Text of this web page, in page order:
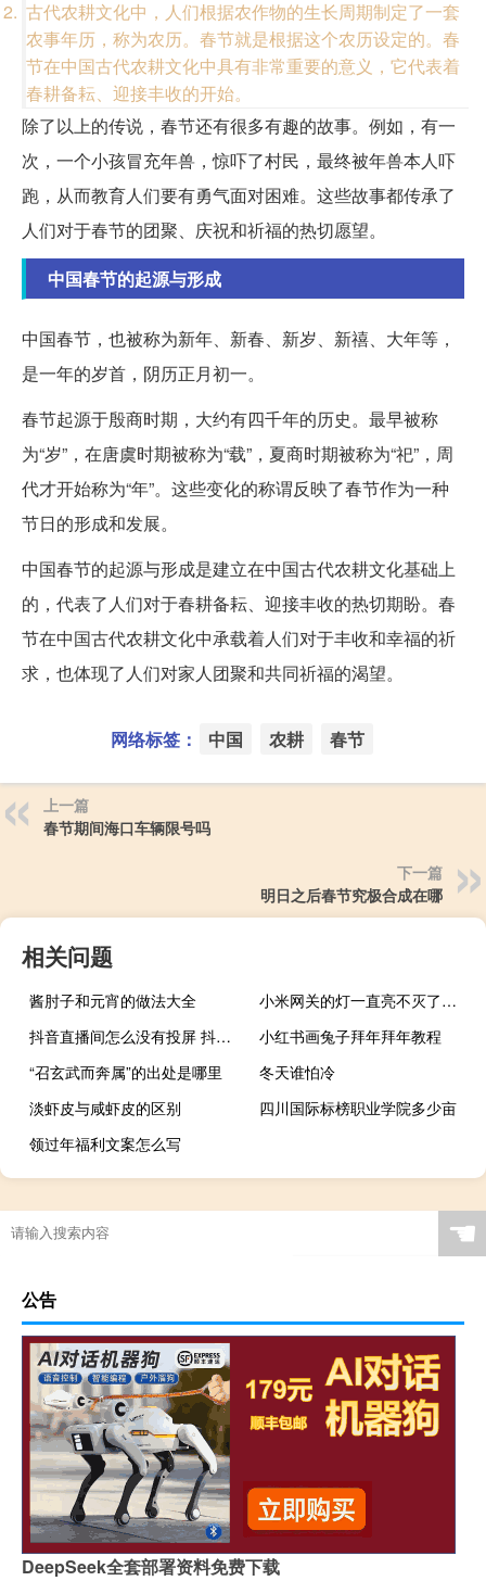
古代农耕文化中，人们根据农作物的生长周期制定了一套
农事年历，称为农历。春节就是根据这个农历设定的。春
节在中国古代农耕文化中具有非常重要的意义，它代表着
春耕备耘、迎接丰收的开始。
除了以上的传说，春节还有很多有趣的故事。例如，有一
次，一个小孩冒充年兽，惊吓了村民，最终被年兽本人吓
跑，从而教育人们要有勇气面对困难。这些故事都传承了
人们对于春节的团聚、庆祝和祈福的热切愿望。
中国春节的起源与形成
中国春节，也被称为新年、新春、新岁、新禧、大年等，
是一年的岁首，阴历正月初一。
春节起源于殷商时期，大约有四千年的历史。最早被称
为“岁”，在唐虞时期被称为“载”，夏商时期被称为“祀”，周
代才开始称为“年”。这些变化的称谓反映了春节作为一种
节日的形成和发展。
中国春节的起源与形成是建立在中国古代农耕文化基础上
的，代表了人们对于春耕备耘、迎接丰收的热切期盼。春
节在中国古代农耕文化中承载着人们对于丰收和幸福的祈
求，也体现了人们对家人团聚和共同祈福的渴望。
网络标签： 中国 农耕 春节
上一篇
春节期间海口车辆限号吗
下一篇
明日之后春节究极合成在哪
相关问题
酱肘子和元宵的做法大全
小米网关的灯一直亮不灭了（小米网关的灯不灭）
抖音直播间怎么没有投屏 抖音投屏没有画面只有声音
小红书画兔子拜年拜年教程
“召玄武而奔属”的出处是哪里
冬天谁怕冷
淡虾皮与咸虾皮的区别
四川国际标榜职业学院多少亩
领过年福利文案怎么写
☚
公告
DeepSeek全套部署资料免费下载